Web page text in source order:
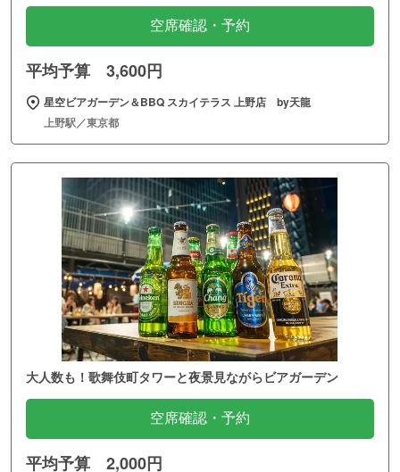
空席確認・予約
平均予算 3,600円
星空ビアガーデン＆BBQ スカイテラス 上野店 by天龍
上野駅／東京都
大人数も！歌舞伎町タワーと夜景見ながらビアガーデン
空席確認・予約
平均予算 2,000円